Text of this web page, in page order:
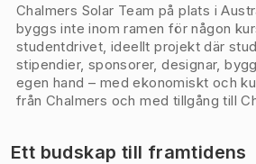
Chalmers Solar Team på plats i
byggs inte inom ramen för någon
studentdrivet, ideellt projekt där
stipendier, sponsorer, designar,
egen hand – med ekonomiskt och
från Chalmers och med tillgång till
Ett budskap till framtidens